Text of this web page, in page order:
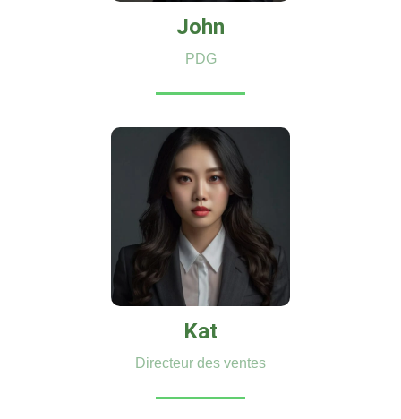
John
PDG
Kat
Directeur des ventes